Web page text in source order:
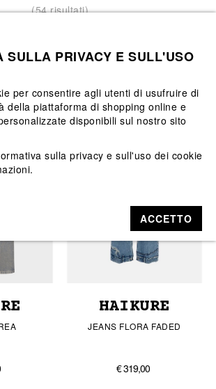
(54 risultati)
HAIKURE
JEANS FLORA FADED
€ 319,00
SULLA PRIVACY E SULL'USO
per consentire agli utenti di usufruire di
della piattaforma di shopping online e
disponibili sul nostro sito
sulla privacy e sull'uso dei cookie
ACCETTO